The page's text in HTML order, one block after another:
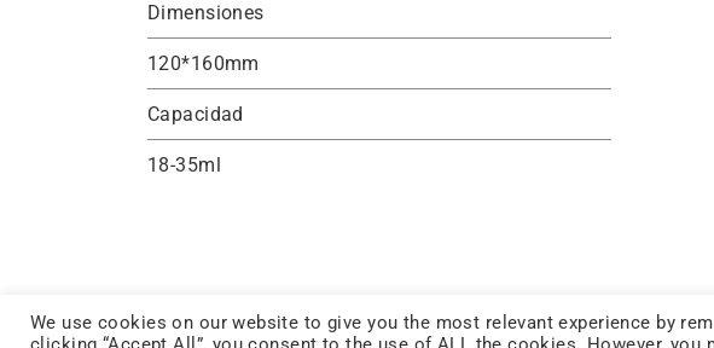
Dimensiones
120*160mm
Capacidad
18-35ml
We use cookies on our website to give you the most relevant experience by